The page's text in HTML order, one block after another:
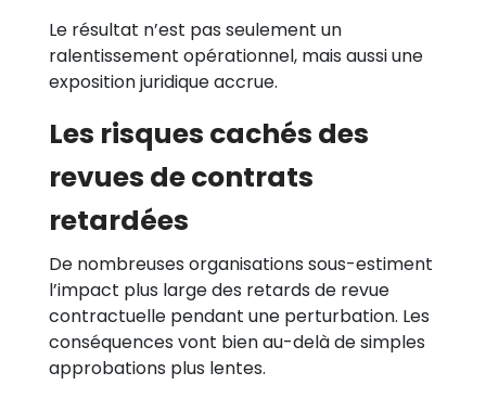
Le résultat n’est pas seulement un
ralentissement opérationnel, mais aussi une
exposition juridique accrue.
Les risques cachés des
revues de contrats
retardées
De nombreuses organisations sous-estiment
l’impact plus large des retards de revue
contractuelle pendant une perturbation. Les
conséquences vont bien au-delà de simples
approbations plus lentes.